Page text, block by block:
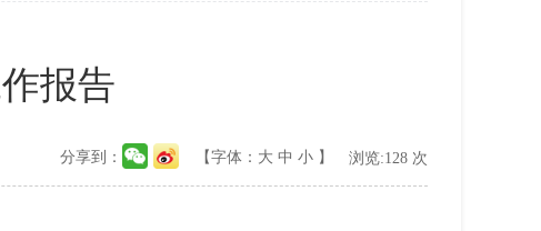
报告
【字体： 大 中 小 】 浏览:128 次
分享到：